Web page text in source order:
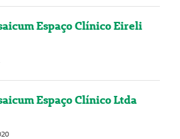
Espaço Clínico Eireli
Espaço Clínico Ltda